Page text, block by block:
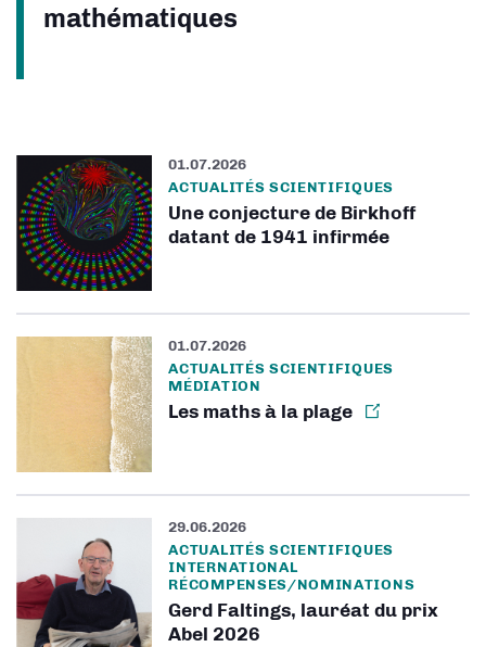
mathématiques
01.07.2026
ACTUALITÉS SCIENTIFIQUES
Une conjecture de Birkhoff
datant de 1941 infirmée
01.07.2026
ACTUALITÉS SCIENTIFIQUES
MÉDIATION
Les maths à la plage
29.06.2026
ACTUALITÉS SCIENTIFIQUES
INTERNATIONAL
RÉCOMPENSES/NOMINATIONS
Gerd Faltings, lauréat du prix
Abel 2026